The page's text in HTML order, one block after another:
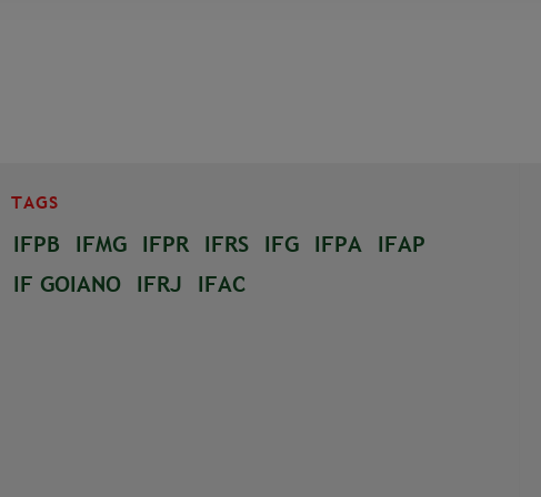
TAGS
IFPB IFMG IFPR IFRS IFG IFPA IFAP
IF GOIANO IFRJ IFAC